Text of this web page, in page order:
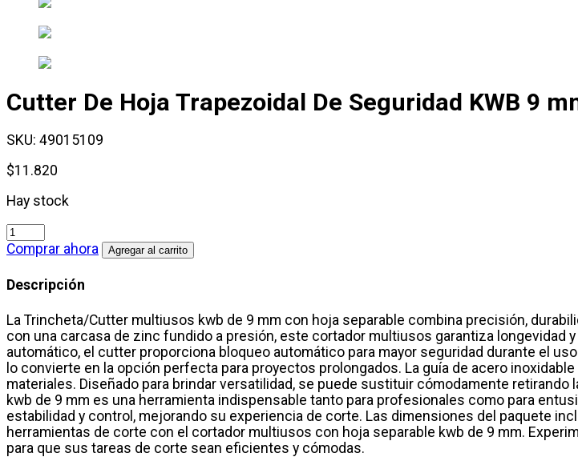
Cutter De Hoja Trapezoidal De Seguridad KWB 9
SKU: 49015109
$11.820
Hay stock
Cutter
De
Trapezoidal
De
Seguridad
KWB
9
mm
Metálico
Autolock
cantidad
Comprar ahora Agregar al carrito
Descripción
La Trincheta/Cutter multiusos kwb de 9 mm con hoja separable combina precisión,
con una carcasa de zinc fundido a presión, este cortador multiusos garantiza longevidad
automático, el cutter proporciona bloqueo automático para mayor seguridad durante el
lo convierte en la opción perfecta para proyectos prolongados. La guía de acero
materiales. Diseñado para brindar versatilidad, se puede sustituir cómodamente
kwb de 9 mm es una herramienta indispensable tanto para profesionales como para
estabilidad y control, mejorando su experiencia de corte. Las dimensiones del paquete
herramientas de corte con el cortador multiusos con hoja separable kwb de 9 mm.
para que sus tareas de corte sean eficientes y cómodas.